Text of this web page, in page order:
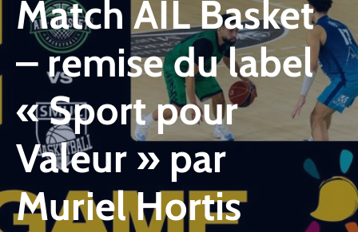
ÉDUCATION
JEUNESSE
SOLIDARITÉS
ÉCONOMIE
ANIMATION
CULTURE
Match AIL Basket
– remise du label
« Sport pour
Valeur » par
Muriel Hortis